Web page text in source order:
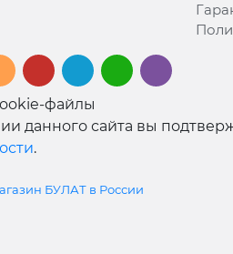
файлы
данного сайта вы
.
БУЛАТ в России